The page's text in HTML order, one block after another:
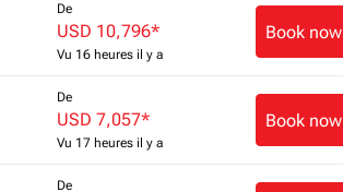
De
USD 10,796*
Vu 16 heures il y a
Book now
De
USD 7,057*
Vu 17 heures il y a
Book now
De